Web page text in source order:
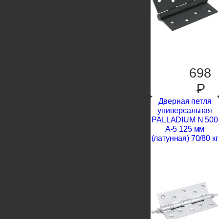
698
P
Дверная петля
универсальная
PALLADIUM N 500
A-5 125 мм
(латунная) 70/80 кг